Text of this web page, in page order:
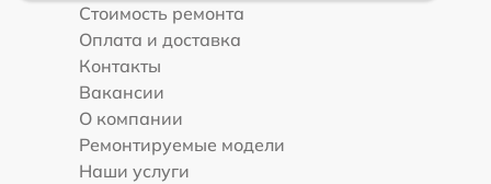
Стоимость ремонта
Оплата и доставка
Контакты
Вакансии
О компании
Ремонтируемые модели
Наши услуги